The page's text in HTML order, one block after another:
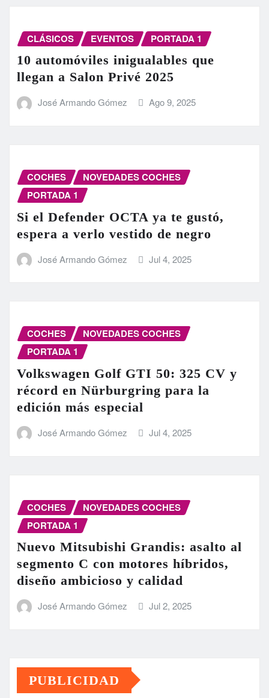
CLÁSICOS EVENTOS PORTADA 1
10 automóviles inigualables que
llegan a Salon Privé 2025
José Armando Gómez Ago 9, 2025
COCHES
NOVEDADES COCHES
PORTADA 1
Si el Defender OCTA ya te gustó,
espera a verlo vestido de negro
José Armando Gómez Jul 4, 2025
COCHES
NOVEDADES COCHES
PORTADA 1
Volkswagen Golf GTI 50: 325 CV y
récord en Nürburgring para la
edición más especial
José Armando Gómez Jul 4, 2025
COCHES
NOVEDADES COCHES
PORTADA 1
Nuevo Mitsubishi Grandis: asalto al
segmento C con motores híbridos,
diseño ambicioso y calidad
José Armando Gómez Jul 2, 2025
PUBLICIDAD